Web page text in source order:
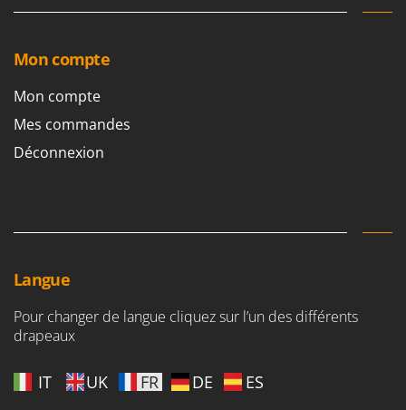
Mon compte
Mon compte
Mes commandes
Déconnexion
Langue
Pour changer de langue cliquez sur l’un des différents
drapeaux
IT UK FR DE ES